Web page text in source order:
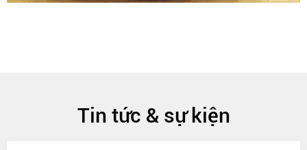
Tin tức & sự kiện